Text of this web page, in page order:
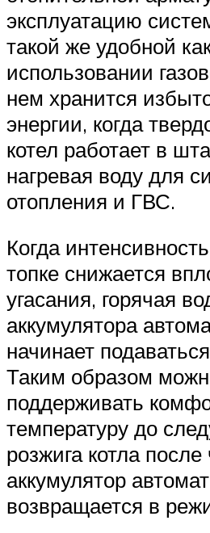
эксплуатацию
такой же удобной
использовании
нем хранится
энергии, когда
котел работает в
нагревая воду для
отопления и ГВС.
Когда
топке снижается
угасания, горячая
аккумулятора
начинает
Таким образом
поддерживать
температуру до
розжига котла после
аккумулятор
возвращается в